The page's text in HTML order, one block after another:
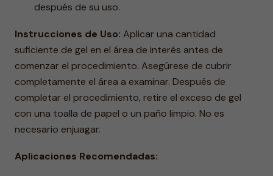
después de su uso.
Instrucciones de Uso: Aplicar una cantidad
suficiente de gel en el área de interés antes de
comenzar el procedimiento. Asegúrese de cubrir
completamente el área a examinar. Después de
completar el procedimiento, retire el exceso de gel
con una toalla de papel o un paño limpio. No es
necesario enjuagar.
Aplicaciones Recomendadas: